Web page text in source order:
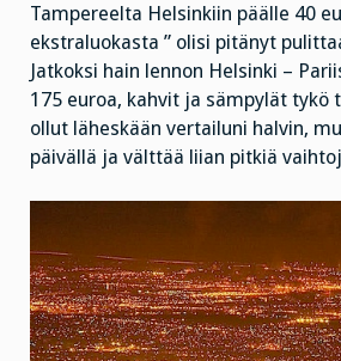
Tampereelta Helsinkiin päälle 40
ekstraluokasta ” olisi pitänyt
Jatkoksi hain lennon Helsinki –
175 euroa, kahvit ja sämpylät tykö
ollut läheskään vertailuni halvin,
päivällä ja välttää liian pitkiä